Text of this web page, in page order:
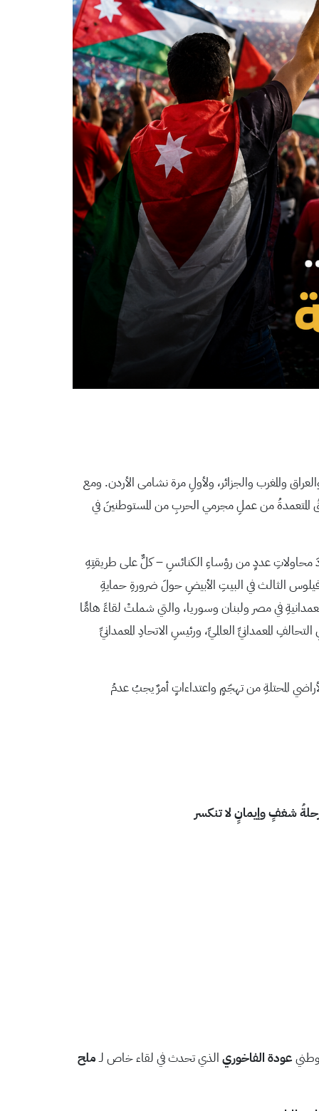
عربيةٍ هي: السعودية وقطر والعراق والمغرب والجزائر، ولأولِ مرة نشامى الأردن. ومع
ما يجري في الأراضي المحتلةِ – وآخرُهُ الحرائقُ المتعمدةُ من عملِ مجرمي الحربِ من المستوطنينَ في
محاولاتِ عددٍ من رؤساءِ الكنائسِ – كلٌّ على طريقتِهِ
الثالث في البيتِ الأبيضِ حولَ ضرورةِ حمايةِ
في مصر ولبنان وسوريا، والتي شملتْ لقاءً هامًّا
المعمدانيِّ العالميِّ، ورئيسِ الاتحادِ المعمدانيِّ
المحتلةِ من تهجّمٍ واعتداءاتٍ أمرٌ يجبُ عدمُ
شغفٍ وإيمانٍ لا تنكسر
عودة الفاخوريالذي تحدث في لقاء خاص لـملح